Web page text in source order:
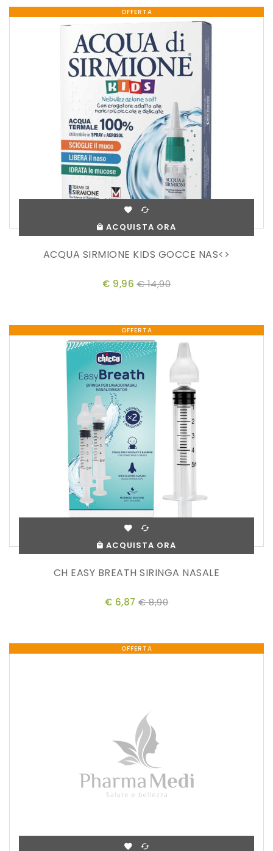
OFFERTA
ACQUISTA ORA
ACQUA SIRMIONE KIDS GOCCE NAS<>
€ 9,96 € 14,90
OFFERTA
ACQUISTA ORA
CH EASY BREATH SIRINGA NASALE
€ 6,87 € 8,90
OFFERTA